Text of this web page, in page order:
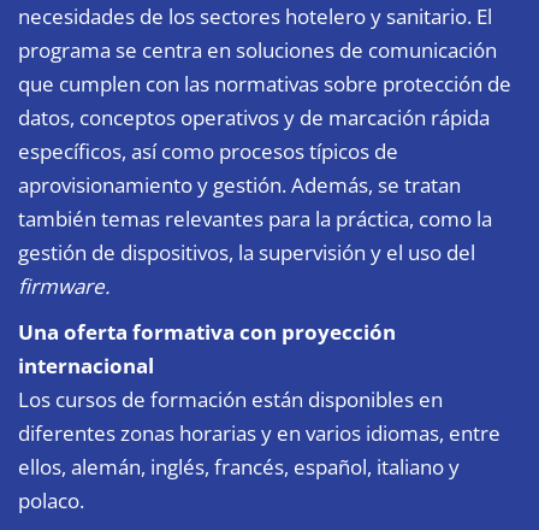
necesidades de los sectores hotelero y sanitario. El
programa se centra en soluciones de comunicación
que cumplen con las normativas sobre protección de
datos, conceptos operativos y de marcación rápida
específicos, así como procesos típicos de
aprovisionamiento y gestión. Además, se tratan
también temas relevantes para la práctica, como la
gestión de dispositivos, la supervisión y el uso del
firmware.
Una oferta formativa con proyección
internacional
Los cursos de formación están disponibles en
diferentes zonas horarias y en varios idiomas, entre
ellos, alemán, inglés, francés, español, italiano y
polaco.